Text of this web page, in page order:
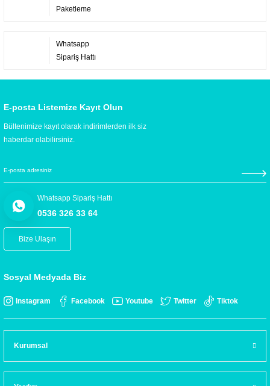
Paketleme
Whatsapp
Sipariş Hattı
E-posta Listemize Kayıt Olun
Bültenimize kayıt olarak indirimlerden ilk siz
haberdar olabilirsiniz.
Whatsapp Sipariş Hattı
0536 326 33 64
Bize Ulaşın
Sosyal Medyada Biz
Instagram Facebook Youtube Twitter Tiktok
Kurumsal